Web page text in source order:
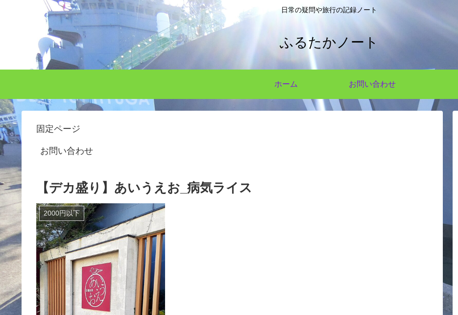
日常の疑問や旅行の記録ノート
ふるたかノート
ホーム お問い合わせ
固定ページ
お問い合わせ
【デカ盛り】あいうえお_病気ライス
2000円以下